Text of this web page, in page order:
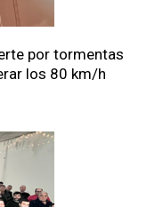
por tormentas
los 80 km/h